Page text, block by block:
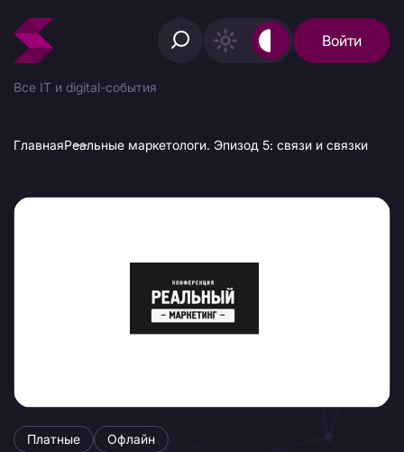
Войти
Все IT и digital-события
ГлавнаяРеальные маркетологи. Эпизод 5: связи и связки
Платные Офлайн